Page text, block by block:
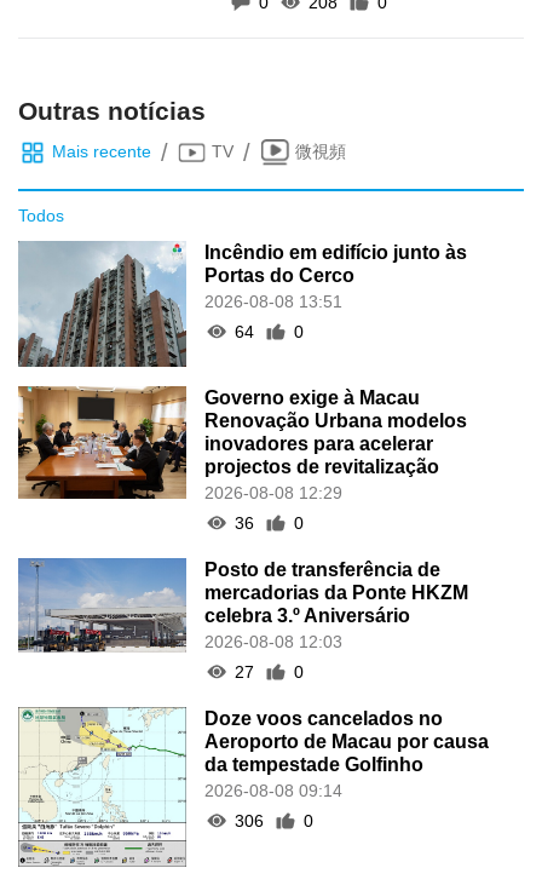
Outras notícias
Mais recente / TV / 微視頻
Todos
Incêndio em edifício junto às
Portas do Cerco
2026-08-08 13:51
64
0
Governo exige à Macau
Renovação Urbana modelos
inovadores para acelerar
projectos de revitalização
2026-08-08 12:29
36
0
Posto de transferência de
mercadorias da Ponte HKZM
celebra 3.º Aniversário
2026-08-08 12:03
27
0
Doze voos cancelados no
Aeroporto de Macau por causa
da tempestade Golfinho
2026-08-08 09:14
306
0